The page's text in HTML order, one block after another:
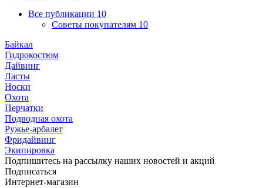
Все публикации 10
Советы покупателям 10
Байкал
Гидрокостюм
Дайвинг
Ласты
Носки
Охота
Перчатки
Подводная охота
Ружье-арбалет
Фридайвинг
Экипировка
Подпишитесь на рассылку наших новостей и акций
Подписаться
Интернет-магазин